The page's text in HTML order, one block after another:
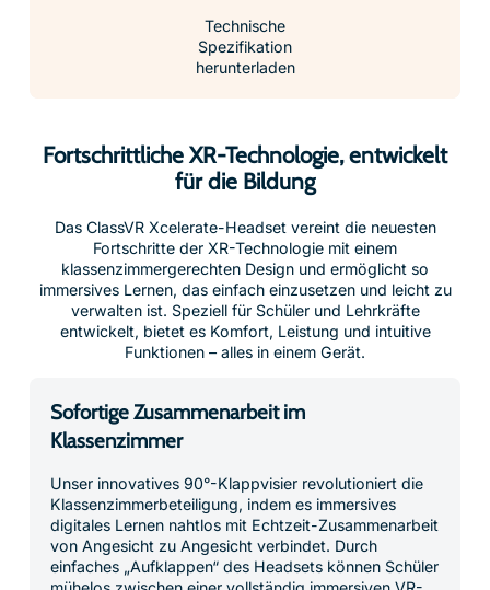
Technische
Spezifikation
herunterladen
Fortschrittliche XR-Technologie, entwickelt
für die Bildung
Das ClassVR Xcelerate-Headset vereint die neuesten
Fortschritte der XR-Technologie mit einem
klassenzimmergerechten Design und ermöglicht so
immersives Lernen, das einfach einzusetzen und leicht zu
verwalten ist. Speziell für Schüler und Lehrkräfte
entwickelt, bietet es Komfort, Leistung und intuitive
Funktionen – alles in einem Gerät.
Sofortige Zusammenarbeit im
Klassenzimmer
Unser innovatives 90°-Klappvisier revolutioniert die
Klassenzimmerbeteiligung, indem es immersives
digitales Lernen nahtlos mit Echtzeit-Zusammenarbeit
von Angesicht zu Angesicht verbindet. Durch
einfaches „Aufklappen“ des Headsets können Schüler